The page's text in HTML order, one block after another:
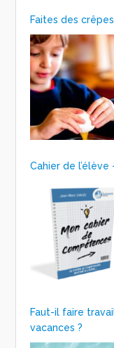
Faites des crêpes
Cahier de
Faut-il faire
vacances ?